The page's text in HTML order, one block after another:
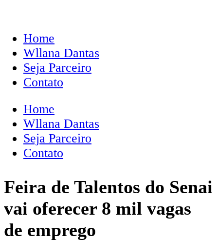
Home
Wllana Dantas
Seja Parceiro
Contato
Home
Wllana Dantas
Seja Parceiro
Contato
Feira de Talentos do Senai
vai oferecer 8 mil vagas
de emprego